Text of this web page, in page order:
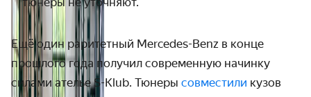
Ещё один раритетный Mercedes-Benz в конце
прошлого года получил современную начинку
силами ателье S-Klub. Тюнеры совместили кузов